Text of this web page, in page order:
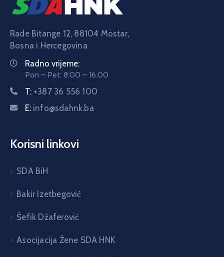
Rade Bitange 12, 88104 Mostar,
Bosna i Hercegovina
Radno vrijeme:
Pon – Pet: 8:00 – 16:00
T: +387 36 556 100
E: info@sdahnk.ba
Korisni linkovi
SDA BiH
Bakir Izetbegović
Šefik Džaferović
Asocijacija Žene SDA HNK